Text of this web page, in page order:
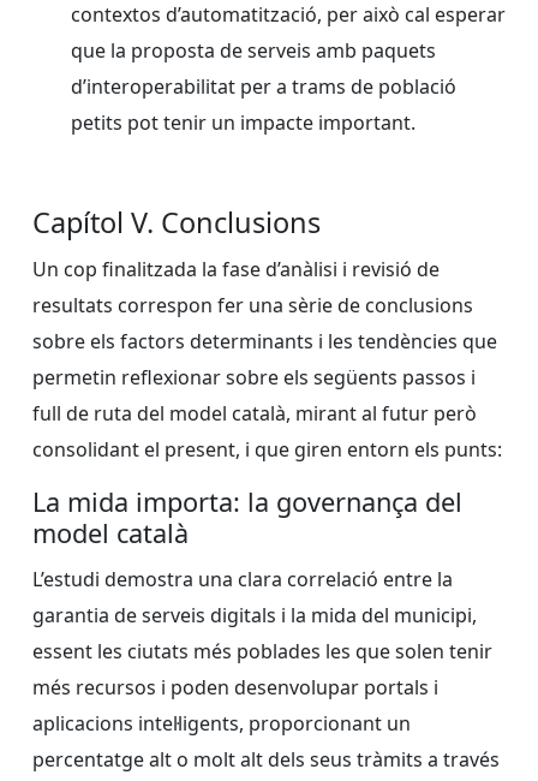
contextos d’automatització, per això cal esperar
que la proposta de serveis amb paquets
d’interoperabilitat per a trams de població
petits pot tenir un impacte important.
Capítol V. Conclusions
Un cop finalitzada la fase d’anàlisi i revisió de
resultats correspon fer una sèrie de conclusions
sobre els factors determinants i les tendències que
permetin reflexionar sobre els següents passos i
full de ruta del model català, mirant al futur però
consolidant el present, i que giren entorn els punts:
La mida importa: la governança del
model català
L’estudi demostra una clara correlació entre la
garantia de serveis digitals i la mida del municipi,
essent les ciutats més poblades les que solen tenir
més recursos i poden desenvolupar portals i
aplicacions intel·ligents, proporcionant un
percentatge alt o molt alt dels seus tràmits a través